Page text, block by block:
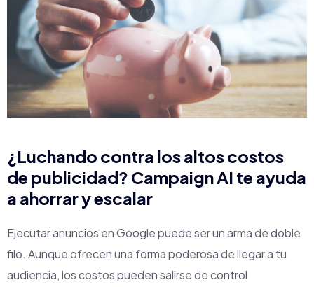
¿Luchando contra los altos costos
de publicidad? Campaign AI te ayuda
a ahorrar y escalar
Ejecutar anuncios en Google puede ser un arma de doble
filo. Aunque ofrecen una forma poderosa de llegar a tu
audiencia, los costos pueden salirse de control